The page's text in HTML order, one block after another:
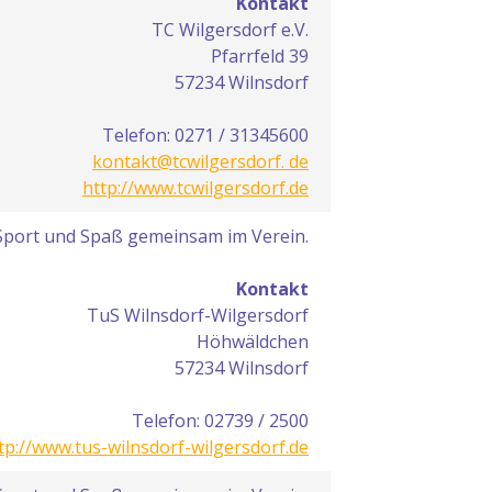
TC Wilgersdorf e.V.
Pfarrfeld 39
57234 Wilnsdorf
Telefon: 0271 / 31345600
kontakt@tcwilgersdorf. de
http://www.tcwilgersdorf.de
und Spaß gemeinsam im Verein.
Kontakt
TuS Wilnsdorf-Wilgersdorf
Höhwäldchen
57234 Wilnsdorf
Telefon: 02739 / 2500
www.tus-wilnsdorf-wilgersdorf.de